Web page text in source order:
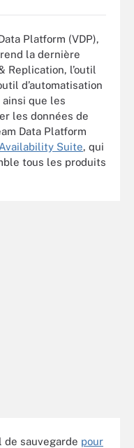
Platform (VDP),
la dernière
Replication, l’outil
d’automatisation
ainsi que les
les données de
Data Platform
Suite, qui
tous les produits
de sauvegarde pour